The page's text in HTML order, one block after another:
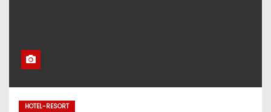
HOTEL-RESORT